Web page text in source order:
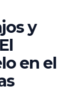
y
en el